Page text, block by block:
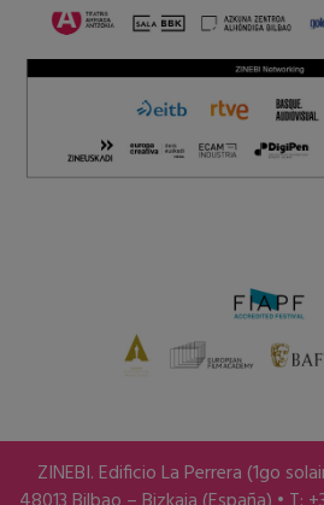
ZINEBI. Edificio La Perrera (1go